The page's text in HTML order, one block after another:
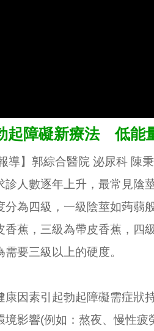
障礙新療法 低能
導】郭綜合醫院 泌尿科 陳
診人數逐年上升，最常見陰
分為四級，一級陰莖如蒟蒻
香蕉，三級為帶皮香蕉，四
要三級以上的硬度。
康因素引起勃起障礙需症狀
境影響(例如：熬夜、慢性疲